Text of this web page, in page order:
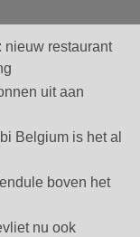
nieuw restaurant
uit aan
Belgium is het al
boven het
nu ook